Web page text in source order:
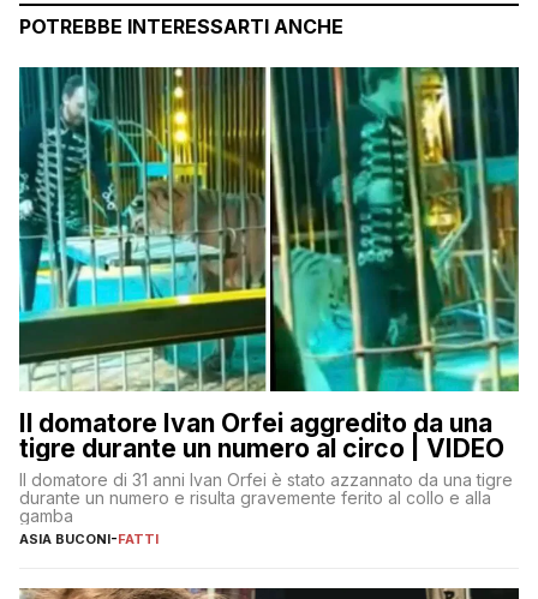
POTREBBE INTERESSARTI ANCHE
Il domatore Ivan Orfei aggredito da una
tigre durante un numero al circo | VIDEO
Il domatore di 31 anni Ivan Orfei è stato azzannato da una tigre
durante un numero e risulta gravemente ferito al collo e alla
gamba
ASIA BUCONI-FATTI